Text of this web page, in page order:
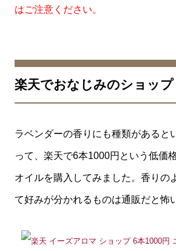
はご注意ください。
楽天でおなじみのショッ
ラベンダーの香りにも種類があると
って、楽天で6本1000円という低価
オイルを購入してみました。香りの
て好みが分かれるものは通販だと怖